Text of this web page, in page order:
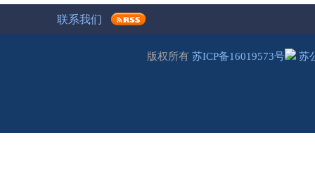
联系我们
版权所有 苏ICP备16019573号 苏